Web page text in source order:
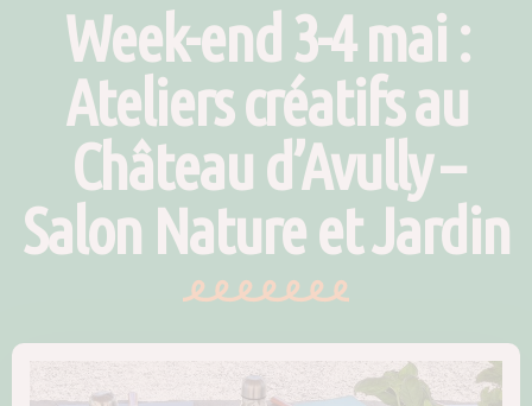
Week-end 3-4 mai :
Ateliers créatifs au
Château d’Avully –
Salon Nature et Jardin